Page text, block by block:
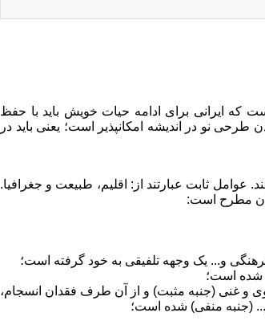
که ایرانى براى ادامه حیات خویش باید با حفظ
نو در اندیشه امکان‏پذیر است؛ یعنى باید در
ثابت عبارتند از: اقلیم، طبیعت و جغرافیا.
مطرح است:
و... یک وجهه تلفیقى به خود گرفته است؛
شده است؛
و غنى (جنبه مثبت) و از آن طرف فقدان انسجام،
(جنبه منفى) شده است؛